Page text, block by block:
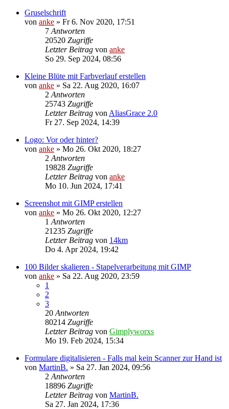
Gruselschrift
von anke » Fr 6. Nov 2020, 17:51
7 Antworten
20520 Zugriffe
Letzter Beitrag von anke
So 29. Sep 2024, 08:56
Kleine Blüte mit Farbverlauf erstellen
von anke » Sa 22. Aug 2020, 16:07
2 Antworten
25743 Zugriffe
Letzter Beitrag von AliasGrace 2.0
Fr 27. Sep 2024, 14:39
Logo: Vor oder hinter?
von anke » Mo 26. Okt 2020, 18:27
2 Antworten
19828 Zugriffe
Letzter Beitrag von anke
Mo 10. Jun 2024, 17:41
Screenshot mit GIMP erstellen
von anke » Mo 26. Okt 2020, 12:27
1 Antworten
21235 Zugriffe
Letzter Beitrag von 14km
Do 4. Apr 2024, 19:42
100 Bilder skalieren - Stapelverarbeitung mit GIMP
von anke » Sa 22. Aug 2020, 23:59
1
2
3
20 Antworten
80214 Zugriffe
Letzter Beitrag von Gimplyworxs
Mo 19. Feb 2024, 15:34
Formulare digitalisieren - Falls mal kein Scanner zur Hand ist
von MartinB. » Sa 27. Jan 2024, 09:56
2 Antworten
18896 Zugriffe
Letzter Beitrag von MartinB.
Sa 27. Jan 2024, 17:36